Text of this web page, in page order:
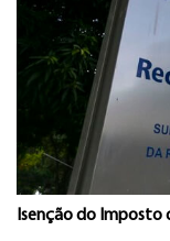
Isenção do Imposto